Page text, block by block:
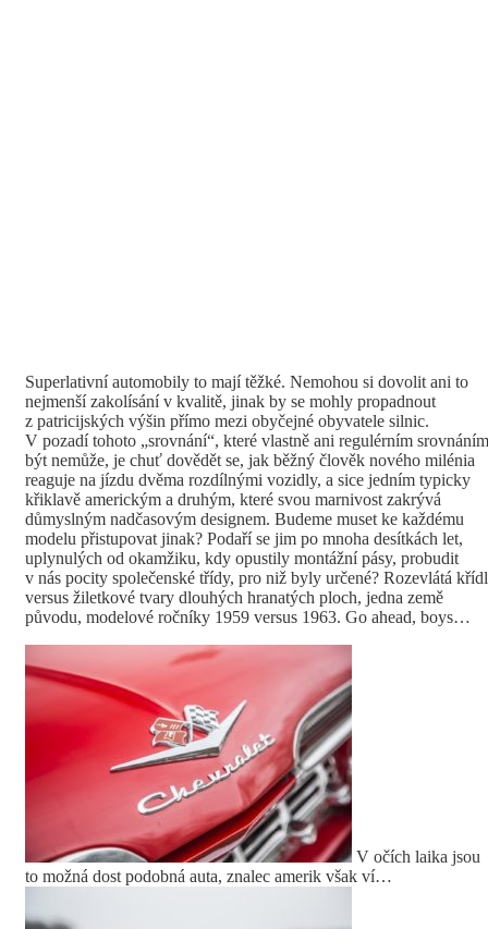
Superlativní automobily to mají těžké. Nemohou si dovolit ani to
nejmenší zakolísání v kvalitě, jinak by se mohly propadnout
z patricijských výšin přímo mezi obyčejné obyvatele silnic.
V pozadí tohoto „srovnání“, které vlastně ani regulérním srovnáním
být nemůže, je chuť dovědět se, jak běžný člověk nového milénia
reaguje na jízdu dvěma rozdílnými vozidly, a sice jedním typicky
křiklavě americkým a druhým, které svou marnivost zakrývá
důmyslným nadčasovým designem. Budeme muset ke každému
modelu přistupovat jinak? Podaří se jim po mnoha desítkách let,
uplynulých od okamžiku, kdy opustily montážní pásy, probudit
v nás pocity společenské třídy, pro niž byly určené? Rozevlátá
versus žiletkové tvary dlouhých hranatých ploch, jedna země
původu, modelové ročníky 1959 versus 1963. Go ahead, boys…
V očích laika jsou
to možná dost podobná auta, znalec amerik však ví…